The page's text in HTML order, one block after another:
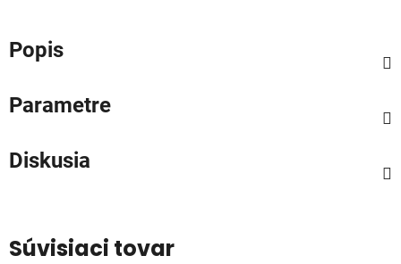
Popis
Parametre
Diskusia
Súvisiaci tovar